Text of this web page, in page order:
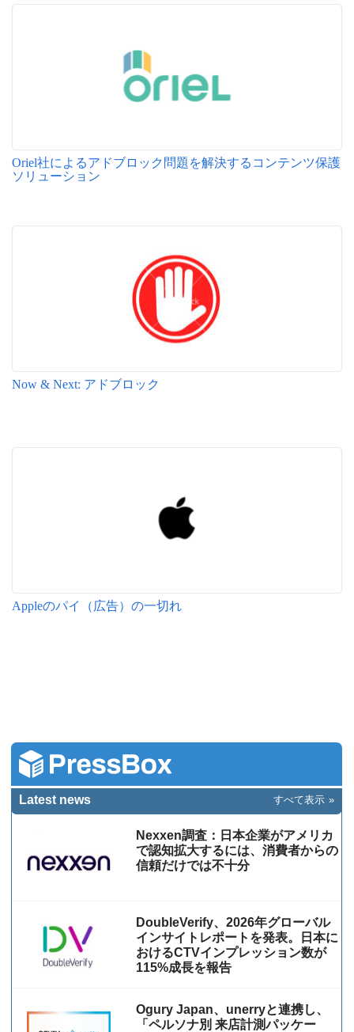
Oriel社によるアドブロック問題を解決するコンテンツ保護
ソリューション
Now & Next: アドブロック
Appleのパイ（広告）の一切れ
Latest news すべて表示
Nexxen調査：日本企業がアメリカ
で認知拡大するには、消費者からの
信頼だけでは不十分
DoubleVerify、2026年グローバル
インサイトレポートを発表。日本に
おけるCTVインプレッション数が
115%成⻑を報告
Ogury Japan、unerryと連携し、
「ペルソナ別 来店計測パッケー